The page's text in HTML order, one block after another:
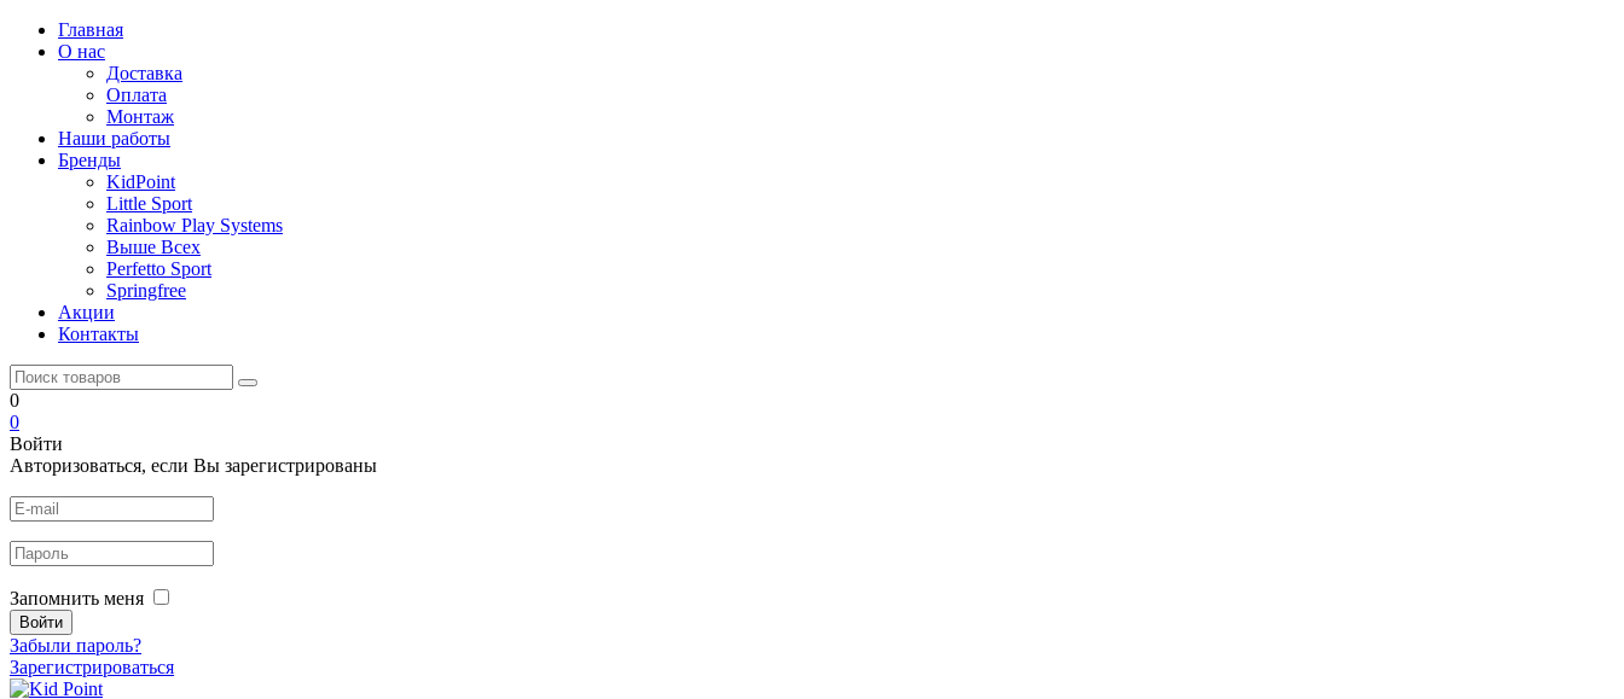
Главная
О нас
Доставка
Оплата
Монтаж
Наши работы
Бренды
KidPoint
Little Sport
Rainbow Play Systems
Выше Всех
Perfetto Sport
Springfree
Акции
Контакты
0
0
Войти
Авторизоваться, если Вы зарегистрированы
Запомнить меня
Забыли пароль?
Зарегистрироваться